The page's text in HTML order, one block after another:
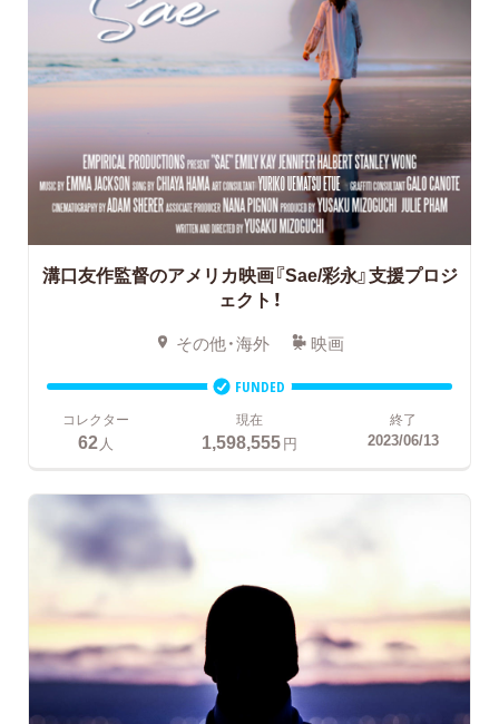
溝口友作監督のアメリカ映画『Sae/彩永』支援プロジ
ェクト！
その他・海外 映画
FUNDED
コレクター
62人
現在
1,598,555円
終了
2023/06/13